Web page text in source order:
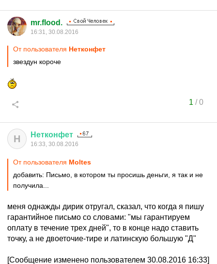
mr.flood.
16:31, 30.08.2016
От пользователя Нетконфет
звездун короче
1 /0
Н Нетконфет
16:33, 30.08.2016
От пользователя Moltes
добавить: Письмо, в котором ты просишь деньги, я так и не
получила...
меня однажды дирик отругал, сказал, что когда я пишу
гарантийное письмо со словами: "мы гарантируем
оплату в течение трех дней", то в конце надо ставить
точку, а не двоеточие-тире и латинскую большую "Д"
[Сообщение изменено пользователем 30.08.2016 16:33]